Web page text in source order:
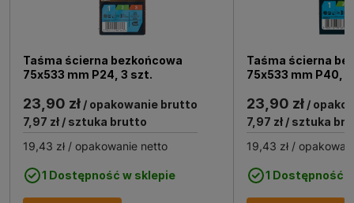
szlifierka jest wyposażona w system odprowadzania
pyłu, co utrzymuje miejsce pracy w czystości i
kompaktowym wymiarom transportowym (41 cm
głębokości, 22,5 cm wysokości, 33,5 cm szerokości)
oraz wadze 6,1 kg urządzenie jest łatwe do
przenoszenia i przechowywania.
Zastosowanie Szlifierki taśmowej 1010W
FMEW204K Stanley Fatmax.
Taśma ścierna bezkońcowa
75x533 mm P24, 3 szt.
23,90 zł / opakowanie brutto
7,97 zł / sztuka brutto
19,43 zł / opakowanie netto
1 Dostępność w sklepie
Taśma ścierna
75x533 mm P40,
23,90 zł/
7,97 zł/ sztuka
19,43 zł/
1 Dostępność